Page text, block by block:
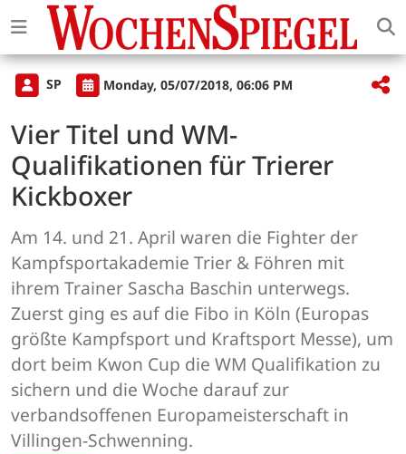
SP Monday, 05/07/2018, 06:06 PM
Vier Titel und WM-
Qualifikationen für Trierer
Kickboxer
Am 14. und 21. April waren die Fighter der
Kampfsportakademie Trier & Föhren mit
ihrem Trainer Sascha Baschin unterwegs.
Zuerst ging es auf die Fibo in Köln (Europas
größte Kampfsport und Kraftsport Messe), um
dort beim Kwon Cup die WM Qualifikation zu
sichern und die Woche darauf zur
verbandsoffenen Europameisterschaft in
Villingen-Schwenning.